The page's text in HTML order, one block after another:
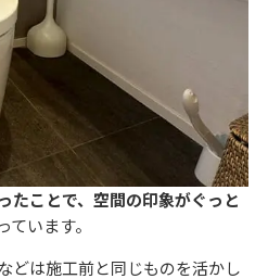
たことで、空間の印象がぐっと
ています。
どは施工前と同じものを活かし